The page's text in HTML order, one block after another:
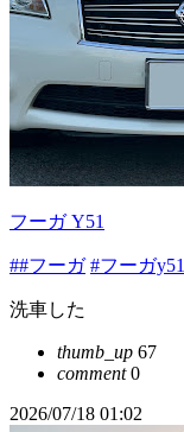
フーガ Y51
##フーガ #フーガy51
洗車した
thumb_up 67
comment0
2026/07/18 01:02